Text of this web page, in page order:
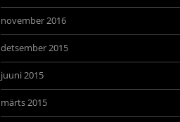
november 2016
detsember 2015
juuni 2015
märts 2015